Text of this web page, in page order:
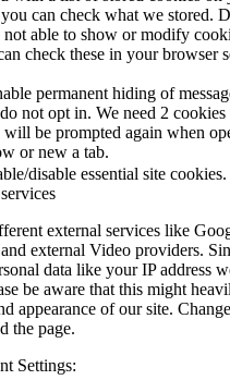
can check what we stored.
not able to show or modify
check these in your browser
permanent hiding of
not opt in. We need 2 cookies
be prompted again when
or new a tab.
disable essential site cookies.
external services like
external Video providers.
data like your IP address
be aware that this might
appearance of our site.
the page.
Settings: